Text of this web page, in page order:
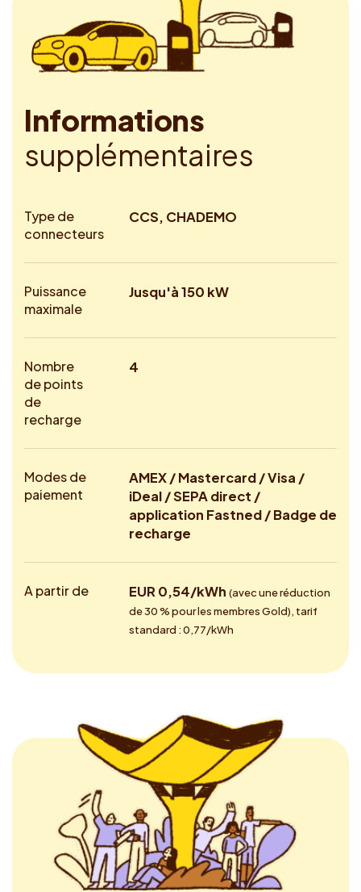
Informations
supplémentaires
Type de
connecteurs
CCS, CHADEMO
Puissance
maximale
Jusqu'à 150 kW
Nombre
de points
de
recharge
4
Modes de
paiement
AMEX / Mastercard / Visa /
iDeal / SEPA direct /
application Fastned / Badge de
recharge
A partir de EUR 0,54/kWh (avec une réduction
de 30 % pour les membres Gold), tarif
standard : 0,77/kWh